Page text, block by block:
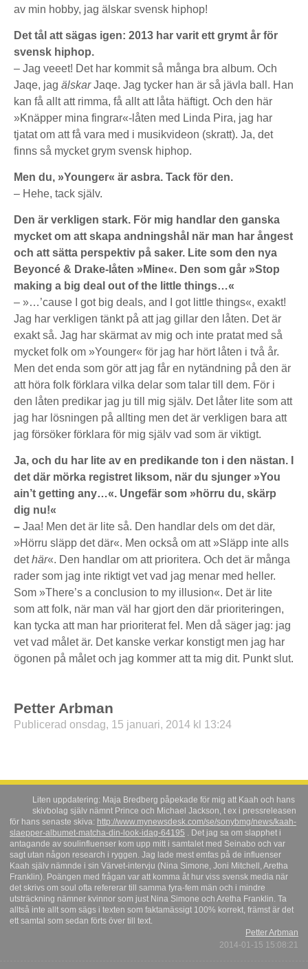
av min hobby, jag älskar svensk hiphop!
Det tål att sägas igen: 2013 har varit ett grymt år för
svensk hiphop.
– Jag veeet! Det har kommit så många bra album. Och
Jaqe, jag älskarJaqe. Jag tycker han är så jävla ball. Han
kan få allt att rimma, få allt att låta häftigt. Och den här
»Knäpper mina fingrar«-låten med Linda Pira, jag har
tjatat om att få vara med i musikvideon (skratt). Ja, det
finns så mycket grym svensk hiphop.
Men du, »Younger« är asbra. Tack för den.
– Hehe, tack själv.
Den är verkligen stark. För mig handlar den ganska
mycket om att skapa andningshål när man har ångest
och att sätta perspektiv på saker. Lite som den nya
Beyoncé & Drake-låten »Mine«. Den som går »Stop
making a big deal out of the little things…«
– »…’cause I got big deals, and I got little things«, exakt!
Jag har verkligen tänkt på att jag gillar den låten. Det är
exakt så. Jag har skärmat av mig och inte pratat med så
mycket folk om »Younger« för jag har hört låten i två år.
Men det enda som gör att jag får en nytändning på den är
att höra folk förklara vilka delar som talar till dem. För i
den låten predikar jag ju till mig själv. Det låter lite som att
jag har lösningen på allting men det är verkligen bara att
jag försöker förklara för mig själv vad som är viktigt.
Ja, och du har lite av en predikande ton i den nästan. I
det där mörka registret liksom, när du sjunger »You
ain’t getting any…«. Ungefär som »hörru du, skärp
dig nu!«
– Jaa! Men det är lite så. Den handlar dels om det där,
»Hörru släpp det där«. Men också om att »Släpp inte alls
dethär«. Den handlar om att prioritera. Och det är många
rader som jag inte riktigt vet vad jag menar med heller.
Som »There’s a conclusion to my illusion«. Det är lite
som att folk, när man väl har gjort den där prioriteringen,
kan tycka att man har prioriterat fel. Men då säger jag: jag
vet vad målet är. Det kanske verkar konstigt men jag har
ögonen på målet och jag kommer att ta mig dit. Punkt slut.
Petter Arbman
Publicerad onsdag, 15 januari, 2014 kl 13:24
Liten uppdatering: Maja Bredberg påpekade för mig att Kaah och hans
skivbolag själv nämnt Prince och Michael Jackson, t ex i pressreleasen
för hans senaste skiva: http://www.mynewsdesk.com/se/sonybmg/news/kaah-
slaepper-albumet-matcha-din-look-idag-64195 . Det jag sa om slapphet i
antagande av soulinfluenser kom upp mitt i samtalet med Seinabo och var
sagt utan någon research i ryggen. Jag lade mest emfas på de influenser
Kaah själv nämnde i sin Värvet-intervju (Nina Simone, Joni Mitchell, Aretha
Franklin). Poängen med frågan var att komma åt hur viss svensk media när
det skrivs om soul ofta refererar till samma fyra-fem män och i mindre
utsträckning nämner kvinnor som just Nina Simone och Aretha Franklin. Ta
alltså inte allt som sägs i texten som faktamässigt 100% korrekt, främst är det
ett samtal som sedan förts över till text.
Petter Arbman
2014-01-15 15:08:21